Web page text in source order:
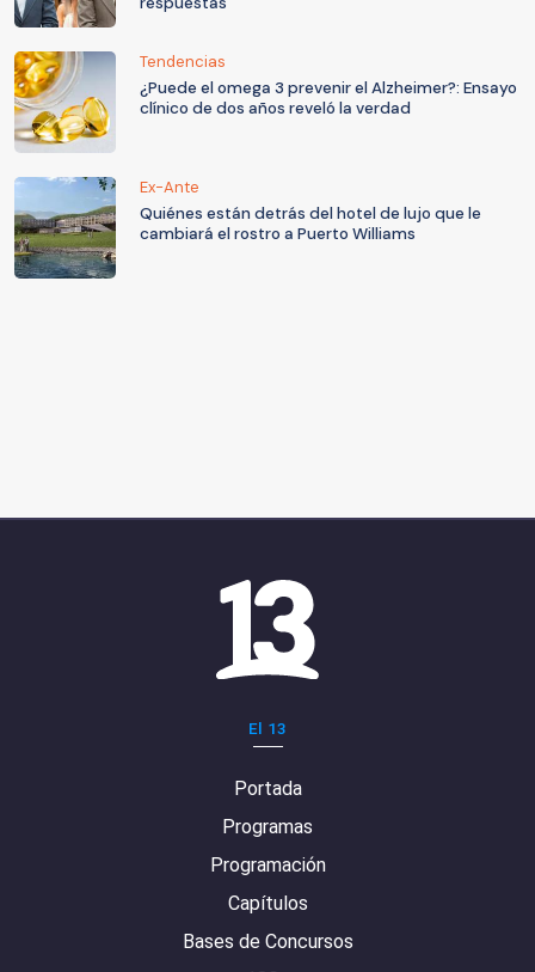
Tendencias
¿Puede el omega 3 prevenir el Alzheimer?: Ensayo
clínico de dos años reveló la verdad
Ex-Ante
Quiénes están detrás del hotel de lujo que le
cambiará el rostro a Puerto Williams
El 13
Portada
Programas
Programación
Capítulos
Bases de Concursos